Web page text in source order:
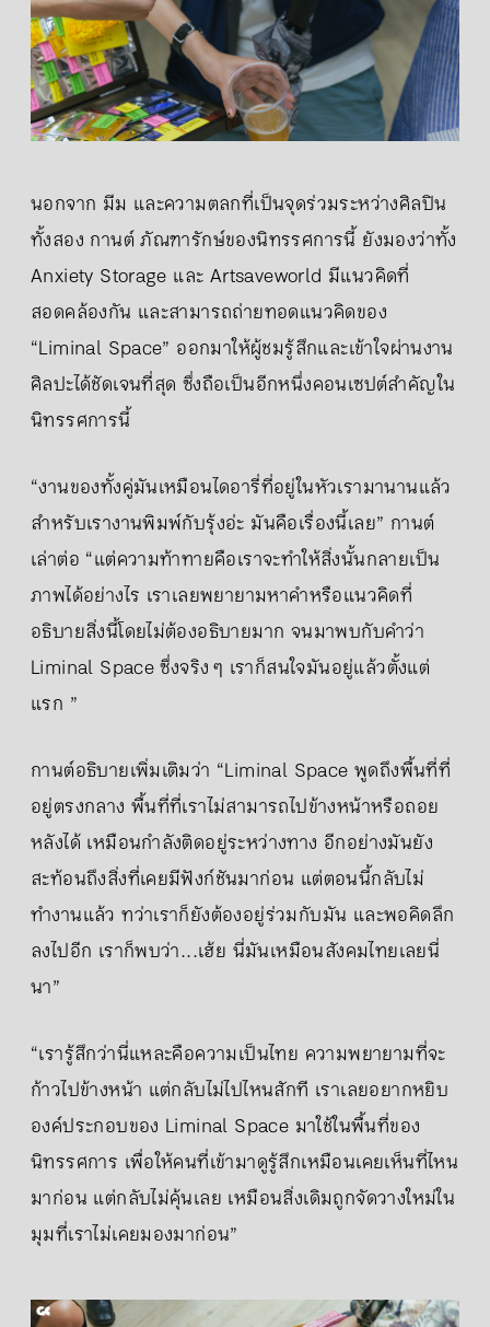
นอกจาก มีม และความตลกที่เป็นจุดร่วมระหว่างศิลปิน
ทั้งสอง กานต์ ภัณฑารักษ์ของนิทรรศการนี้ ยังมองว่าทั้ง
Anxiety Storage และ Artsaveworld มีแนวคิดที่
สอดคล้องกัน และสามารถถ่ายทอดแนวคิดของ
“Liminal Space” ออกมาให้ผู้ชมรู้สึกและเข้าใจผ่านงาน
ศิลปะได้ชัดเจนที่สุด ซึ่งถือเป็นอีกหนึ่งคอนเซปต์สำคัญใน
นิทรรศการนี้
“งานของทั้งคู่มันเหมือนไดอารี่ที่อยู่ในหัวเรามานานแล้ว
สําหรับเรางานพิมพ์กับรุ้งอ่ะ มันคือเรื่องนี้เลย” กานต์
เล่าต่อ “แต่ความท้าทายคือเราจะทำให้สิ่งนั้นกลายเป็น
ภาพได้อย่างไร เราเลยพยายามหาคำหรือแนวคิดที่
อธิบายสิ่งนี้โดยไม่ต้องอธิบายมาก จนมาพบกับคำว่า
Liminal Space ซึ่งจริง ๆ เราก็สนใจมันอยู่แล้วตั้งแต่
แรก ”
กานต์อธิบายเพิ่มเติมว่า “Liminal Space พูดถึงพื้นที่ที่
อยู่ตรงกลาง พื้นที่ที่เราไม่สามารถไปข้างหน้าหรือถอย
หลังได้ เหมือนกำลังติดอยู่ระหว่างทาง อีกอย่างมันยัง
สะท้อนถึงสิ่งที่เคยมีฟังก์ชันมาก่อน แต่ตอนนี้กลับไม่
ทำงานแล้ว ทว่าเราก็ยังต้องอยู่ร่วมกับมัน และพอคิดลึก
ลงไปอีก เราก็พบว่า...เฮ้ย นี่มันเหมือนสังคมไทยเลยนี่
นา”
“เรารู้สึกว่านี่แหละคือความเป็นไทย ความพยายามที่จะ
ก้าวไปข้างหน้า แต่กลับไม่ไปไหนสักที เราเลยอยากหยิบ
องค์ประกอบของ Liminal Space มาใช้ในพื้นที่ของ
นิทรรศการ เพื่อให้คนที่เข้ามาดูรู้สึกเหมือนเคยเห็นที่ไหน
มาก่อน แต่กลับไม่คุ้นเลย เหมือนสิ่งเดิมถูกจัดวางใหม่ใน
มุมที่เราไม่เคยมองมาก่อน”